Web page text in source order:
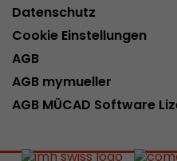
Datenschutz
Cookie Einstellungen
AGB
AGB mymueller
AGB MÜCAD Software
Debugging
Codes nicht
Name __utmz
Provider
Laufzeit 6 Monate